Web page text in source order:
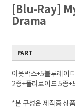
[Blu-Ray]
Drama
PART
아웃박스+5블루레이
2종+폴라로이드 5종+
*본 구성은 제작중 상